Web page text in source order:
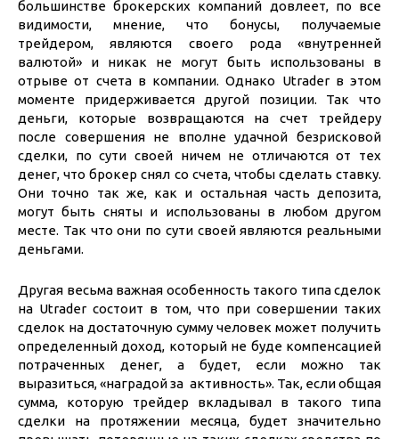
большинстве брокерских компаний довлеет, по все
видимости, мнение, что бонусы, получаемые
трейдером, являются своего рода «внутренней
валютой» и никак не могут быть использованы в
отрыве от счета в компании. Однако Utrader в этом
моменте придерживается другой позиции. Так что
деньги, которые возвращаются на счет трейдеру
после совершения не вполне удачной безрисковой
сделки, по сути своей ничем не отличаются от тех
денег, что брокер снял со счета, чтобы сделать ставку.
Они точно так же, как и остальная часть депозита,
могут быть сняты и использованы в любом другом
месте. Так что они по сути своей являются реальными
деньгами.
Другая весьма важная особенность такого типа сделок
на Utrader состоит в том, что при совершении таких
сделок на достаточную сумму человек может получить
определенный доход, который не буде компенсацией
потраченных денег, а будет, если можно так
выразиться, «наградой за активность». Так, если общая
сумма, которую трейдер вкладывал в такого типа
сделки на протяжении месяца, будет значительно